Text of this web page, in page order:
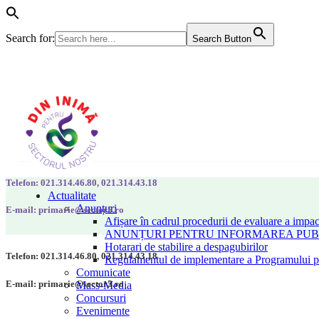
Search for: Search Button
Actualitate
Anunțuri
Afișare în cadrul procedurii de evaluare a
ANUNȚURI PENTRU INFORMAREA
Hotarari de stabilire a despagubirilor
Regulamentul de implementare a Programului
Comunicate
Mass-Media
Concursuri
Evenimente
Telefon: 021.314.46.80, 021.314.43.18
E-mail: primarie@sector5.ro
Telefon: 021.314.46.80, 021.314.43.18
E-mail: primarie@sector5.ro